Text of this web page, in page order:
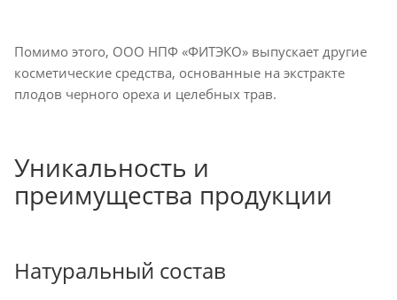
Помимо этого, ООО НПФ «ФИТЭКО» выпускает другие
косметические средства, основанные на экстракте
плодов черного ореха и целебных трав.
Уникальность и
преимущества продукции
Натуральный состав